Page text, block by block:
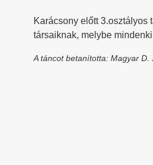
Karácsony előtt 3.osztályos
társaiknak, melybe
A táncot betanította: Magyar D.